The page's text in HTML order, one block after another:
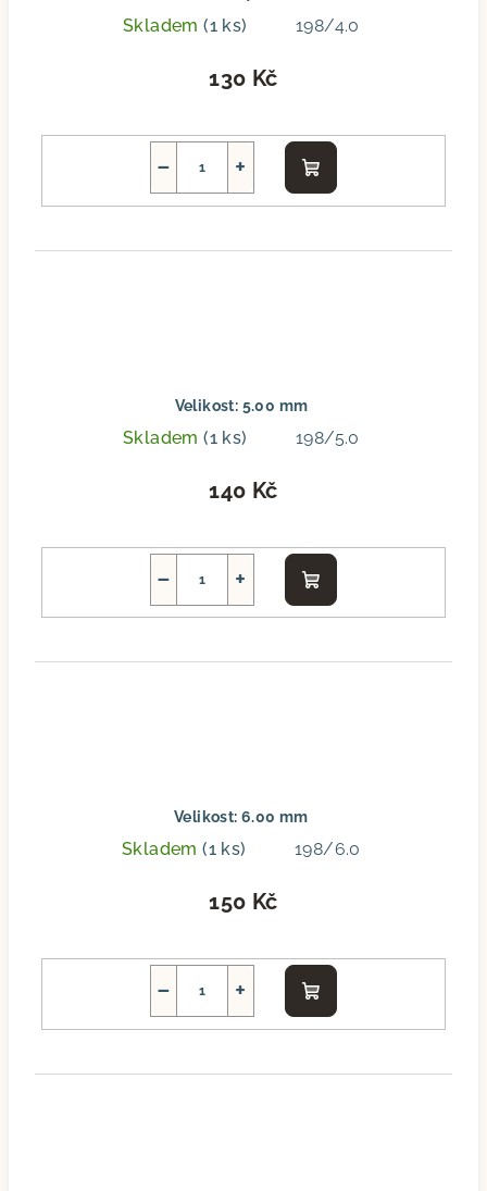
Skladem(1 ks) 198/4.0
130 Kč
+
−
Do
košíku
Velikost: 5.00 mm
Skladem(1 ks) 198/5.0
140 Kč
+
−
Do
košíku
Velikost: 6.00 mm
Skladem(1 ks) 198/6.0
150 Kč
+
−
Do
košíku